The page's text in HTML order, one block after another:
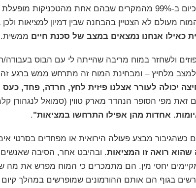
שנבחרה תשמור עלינו בחיים. הבעיה מתחילה בזה שכיום ב-99% מהמקרים שבהם אחת
מעולם לא הצטיין בהבחנה שבין דמיון למציאות ולכן
כאילו אנחנו נמצאים במצב של סכנת חיים ממשית.
ולשחזר במוח מריבה שהייתה לי עם הבוס בעבודה/
למצב מלחיץ – ומבחינת המוח זה מתרחש ממש ברגע זה
יכולה לעורר אצלנו פיזית לחץ, חרדה, פחד, כעס
זאת מפי הסופר הנהדר מארק טווין (סמואל לנגהורן
אחדות מהן אפילו התרחשו במציאות".
כשהגיבור מבצע פעולה הירואית או מפחדים בסרטי
שהוא רואה זו המציאות. ובהיבט אחר, הסיבה
יחסי מין. הם מתמכרים כי המוח מפרש את מה
בגוף הם אותם ההורמונים שמופרשים במהלך קיום